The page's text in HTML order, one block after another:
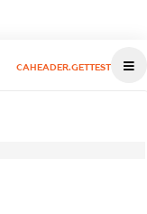
CAHEADER.GETTEST